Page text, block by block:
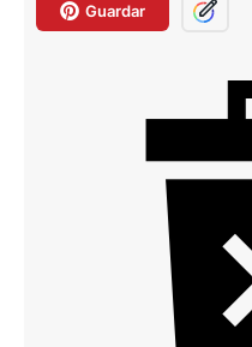
Guardar